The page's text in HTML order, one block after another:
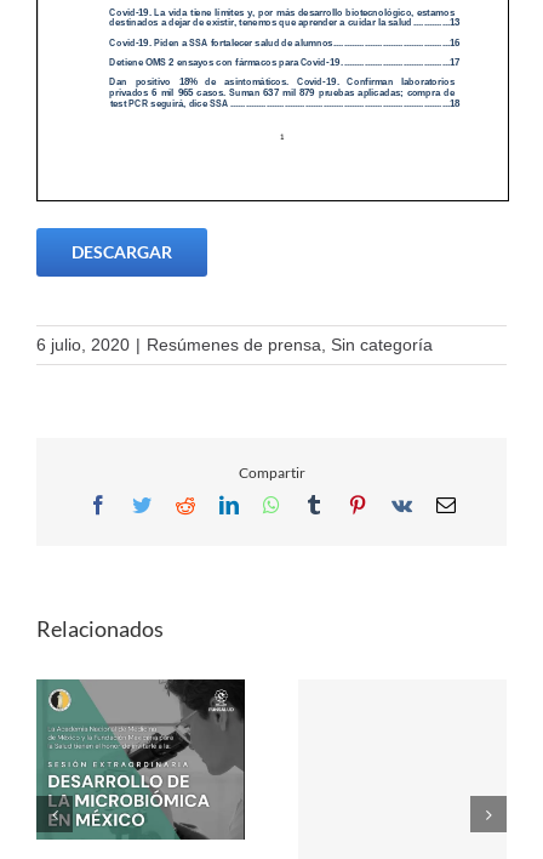
DESCARGAR
6 julio, 2020 | Resúmenes de prensa, Sin categoría
Compartir
Facebook
TwitterRedditLinkedInWhatsApp
TumblrPinterest
Vk Email
Relacionados